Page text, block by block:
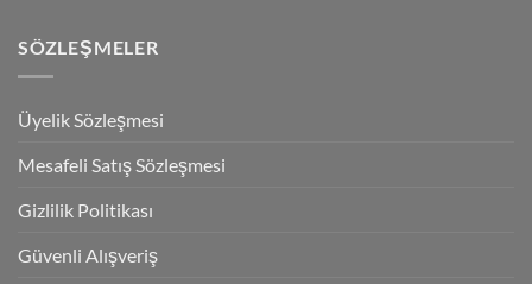
SÖZLEŞMELER
Üyelik Sözleşmesi
Mesafeli Satış Sözleşmesi
Gizlilik Politikası
Güvenli Alışveriş